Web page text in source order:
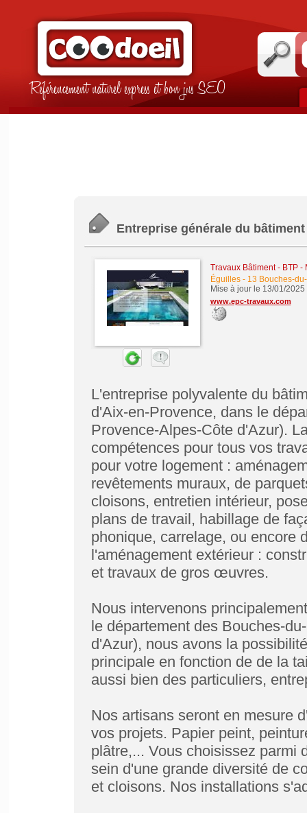
Référencement naturel express et bon jus SEO
Entreprise générale du
Travaux Bâtiment - BTP
Éguilles- 13 Bouches-
Mise à jour le 13/01/2025
www.epc-travaux.com
L'entreprise polyvalente du
d'Aix-en-Provence, dans le
Provence-Alpes-Côte d'Azur).
compétences pour tous vos
pour votre logement :
revêtements muraux, de
cloisons, entretien intérieur,
plans de travail, habillage de
phonique, carrelage, ou encore
l'aménagement extérieur :
et travaux de gros œuvres.
Nous intervenons
le département des Bouches-
d'Azur), nous avons la
principale en fonction de de la
aussi bien des particuliers,
Nos artisans seront en mesure
vos projets. Papier peint,
plâtre,... Vous choisissez parmi
sein d'une grande diversité de
et cloisons. Nos installations